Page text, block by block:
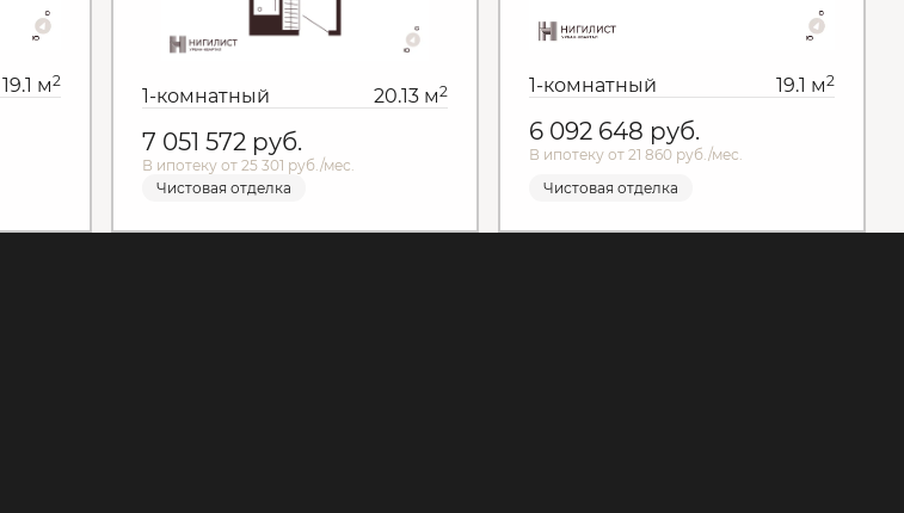
19.1 м2
1-комнатный 20.13 м2
7 051 572 руб.
В ипотеку от 25 301 руб./мес.
Чистовая отделка
1-комнатный 19.1 м2
6 092 648 руб.
В ипотеку от 21 860 руб./мес.
Чистовая отделка